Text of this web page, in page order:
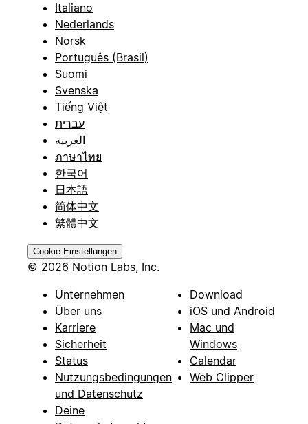
Italiano
Nederlands
Norsk
Português (Brasil)
Suomi
Svenska
Tiếng Việt
עברית
العربية
ภาษาไทย
한국어
日本語
简体中文
繁體中文
Cookie-Einstellungen
© 2026 Notion Labs, Inc.
Unternehmen
Über uns
Karriere
Sicherheit
Status
Nutzungsbedingungen
und Datenschutz
Deine
Download
iOS und Android
Mac und
Windows
Calendar
Web Clipper